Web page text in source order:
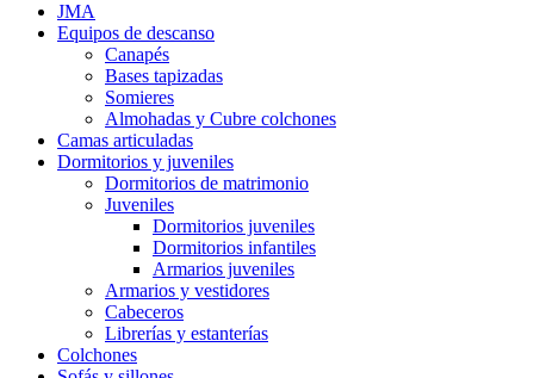
JMA
Equipos de descanso
Canapés
Bases tapizadas
Somieres
Almohadas y Cubre colchones
Camas articuladas
Dormitorios y juveniles
Dormitorios de matrimonio
Juveniles
Dormitorios juveniles
Dormitorios infantiles
Armarios juveniles
Armarios y vestidores
Cabeceros
Librerías y estanterías
Colchones